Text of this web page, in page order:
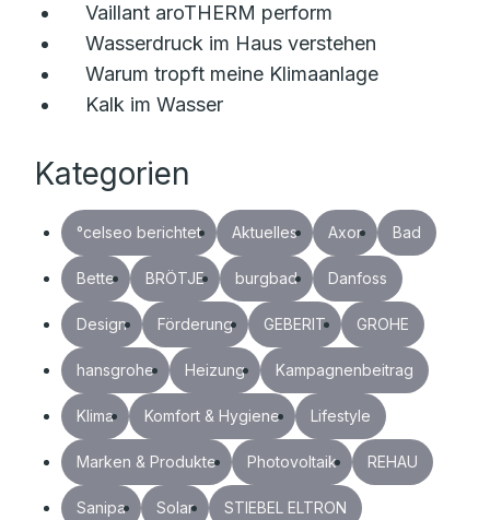
Vaillant aroTHERM perform
Wasserdruck im Haus verstehen
Warum tropft meine Klimaanlage
Kalk im Wasser
Kategorien
°celseo berichtet Aktuelles Axor Bad
Bette BRÖTJE burgbad Danfoss
Design Förderung GEBERIT GROHE
hansgrohe Heizung Kampagnenbeitrag
Klima Komfort & Hygiene Lifestyle
Marken & Produkte Photovoltaik REHAU
Sanipa Solar STIEBEL ELTRON